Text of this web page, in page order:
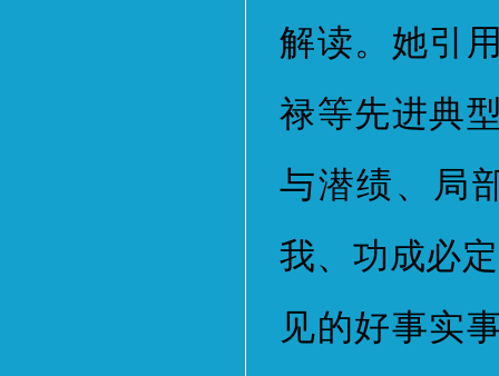
解读。她引
禄等先进典
与潜绩、局
我、功成必
见的好事实